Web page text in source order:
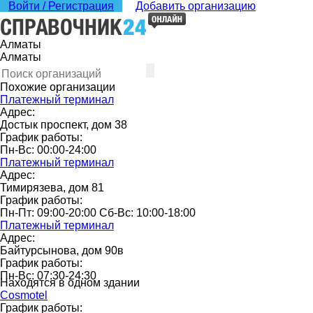
Войти / Регистрация Добавить организацию
Алматы
Алматы
Похожие организации
Платежный терминал
Адрес:
Достык проспект, дом 38
График работы:
Пн-Вс: 00:00-24:00
Платежный терминал
Адрес:
Тимирязева, дом 81
График работы:
Пн-Пт: 09:00-20:00 Сб-Вс: 10:00-18:00
Платежный терминал
Адрес:
Байтурсынова, дом 90в
График работы:
Пн-Вс: 07:30-24:30
Находятся в одном здании
Cosmotel
График работы: